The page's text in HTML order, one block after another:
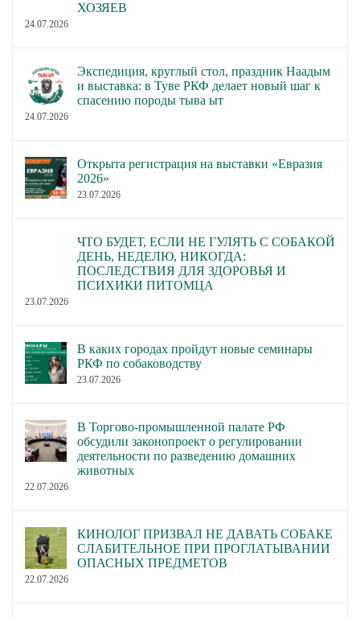
ХОЗЯЕВ
24.07.2026
Экспедиция, круглый стол, праздник Наадым
и выставка: в Туве РКФ делает новый шаг к
спасению породы тыва ыт
24.07.2026
Открыта регистрация на выставки «Евразия
2026»
23.07.2026
ЧТО БУДЕТ, ЕСЛИ НЕ ГУЛЯТЬ С СОБАКОЙ
ДЕНЬ, НЕДЕЛЮ, НИКОГДА:
ПОСЛЕДСТВИЯ ДЛЯ ЗДОРОВЬЯ И
ПСИХИКИ ПИТОМЦА
23.07.2026
В каких городах пройдут новые семинары
РКФ по собаководству
23.07.2026
В Торгово-промышленной палате РФ
обсудили законопроект о регулировании
деятельности по разведению домашних
животных
22.07.2026
КИНОЛОГ ПРИЗВАЛ НЕ ДАВАТЬ СОБАКЕ
СЛАБИТЕЛЬНОЕ ПРИ ПРОГЛАТЫВАНИИ
ОПАСНЫХ ПРЕДМЕТОВ
22.07.2026